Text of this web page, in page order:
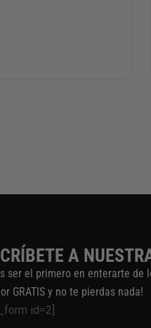
A
ser el primero en enterarte de
GRATIS y no te pierdas nada!
id=2]